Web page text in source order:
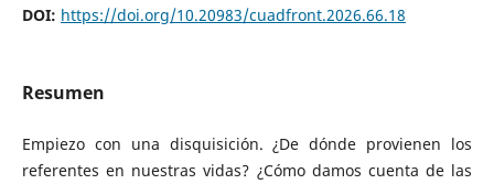
DOI: https://doi.org/10.20983/cuadfront.2026.66.18
Resumen
Empiezo con una disquisición. ¿De dónde provienen los
referentes en nuestras vidas? ¿Cómo damos cuenta de las